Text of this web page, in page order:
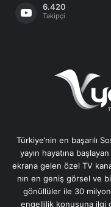
6.420
Takipçi
Türkiye’nin en başarılı
yayın hayatına
ekrana gelen özel TV
nın en geniş görsel ve
gönüllüler ile 30
engellilik konusuna ilgi